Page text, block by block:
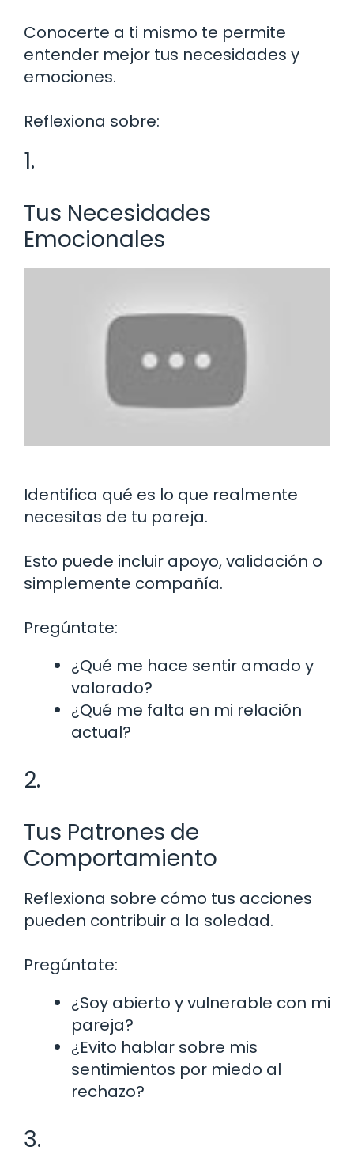
Conocerte a ti mismo te permite
entender mejor tus necesidades y
emociones.
Reflexiona sobre:
1.
Tus Necesidades
Emocionales
Identifica qué es lo que realmente
necesitas de tu pareja.
Esto puede incluir apoyo, validación o
simplemente compañía.
Pregúntate:
¿Qué me hace sentir amado y
valorado?
¿Qué me falta en mi relación
actual?
2.
Tus Patrones de
Comportamiento
Reflexiona sobre cómo tus acciones
pueden contribuir a la soledad.
Pregúntate:
¿Soy abierto y vulnerable con mi
pareja?
¿Evito hablar sobre mis
sentimientos por miedo al
rechazo?
3.